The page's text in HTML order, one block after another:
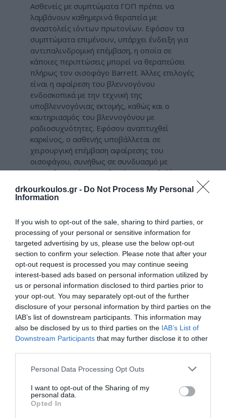
drkourkoulos.gr - Do Not Process My Personal
Information
If you wish to opt-out of the sale, sharing to third parties, or
processing of your personal or sensitive information for
targeted advertising by us, please use the below opt-out
section to confirm your selection. Please note that after your
opt-out request is processed you may continue seeing
interest-based ads based on personal information utilized by
us or personal information disclosed to third parties prior to
your opt-out. You may separately opt-out of the further
disclosure of your personal information by third parties on the
IAB’s list of downstream participants. This information may
also be disclosed by us to third parties on the IAB’s List of
Downstream Participants that may further disclose it to other
Personal Data Processing Opt Outs
I want to opt-out of the Sharing of my
personal data.
Opted In
Ασθενείς με συμπτώματα ΓΟΠ πρέπει να
λαμβάνουν καθημερινά θεραπεία με
αναστολείς ιόντων πρωτονίων. Εφόσον τα
συμπτώματα επιμένουν, υπάρχει ένδειξη για
αντιπαλινδρομική επέμβαση, η οποία σε
κάποιες περιπτώσεις μπορεί να θεραπεύσει
πλήρως τον οισοφάγο Barrett. Άλλες επιλογές
είναι η αφαίρεση του βλεννογόνου
ενδοσκοπικά με την τεχνική της
υποβλεννογόνιας εκτομής, καθώς και ο
καυτηριασμός του βλεννογόνου με
ραδιοσυχνότητες. Εφόσον αναπτυχθεί
καρκίνος, ο ασθενής υποβάλλεται σε
χειρουργική επέμβαση αφαίρεσης του
οισοφάγου, συνήθως σε συνδυασμό με
χημειοθεραπεία και πιθανώς ακτινοβολία.
εναλλακτικές
Παλινδρόμησης
Τα φάρμακα που μειώνουν την οξύτητα του
γαστρικού υγρού (Losec, Laprazol,Nexium
κτλ), είναι πολύ σημαντικά για να
επιβραδυνθεί ο Οισοφάγος Barrett
, αφού
μειώνουν την έκθεση της περιοχής σε οξύ το
οποίο μπορεί να οδηγήσει σε πιο εκτεταμένες
και σοβαρότερες βλάβες. Πρέπει να
λαμβάνονται καθημερινά εφ’ όρου ζωής, και
μπορούν να συνδυαστούν με αντιόξινα
των φαρμάκων, οι πιθανές μακροχρόνιες
την εφ όρου ζωής χρήσης των φαρμάκων
οδηγούν πολλούς ασθενίς στο να